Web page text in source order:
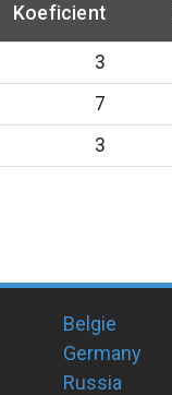
Koeficient
3
7
3
Belgie
Germany
Russia